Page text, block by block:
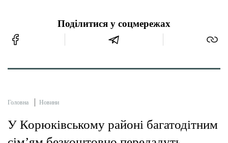
Поділитися у соцмережах
Головна Новини
У Корюківському районі багатодітним